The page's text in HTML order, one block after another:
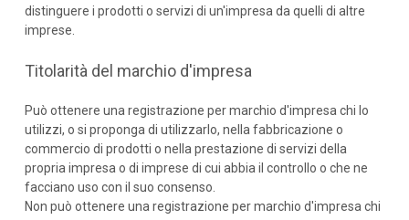
distinguere i prodotti o servizi di un'impresa da quelli di altre
imprese.
Titolarità del marchio d'impresa
Può ottenere una registrazione per marchio d'impresa chi lo
utilizzi, o si proponga di utilizzarlo, nella fabbricazione o
commercio di prodotti o nella prestazione di servizi della
propria impresa o di imprese di cui abbia il controllo o che ne
facciano uso con il suo consenso.
Non può ottenere una registrazione per marchio d'impresa chi